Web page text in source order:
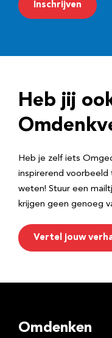
a
r
e
Inschrijven
Heb jij
Heb je zelf iets
inspirerend
weten! Stuur een
krijgen geen genoeg
Vertel jouw
Omdenken